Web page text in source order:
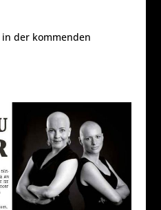
in der kommenden